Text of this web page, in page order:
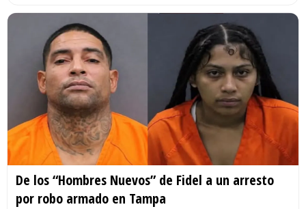
De los “Hombres Nuevos” de Fidel a un arresto
por robo armado en Tampa